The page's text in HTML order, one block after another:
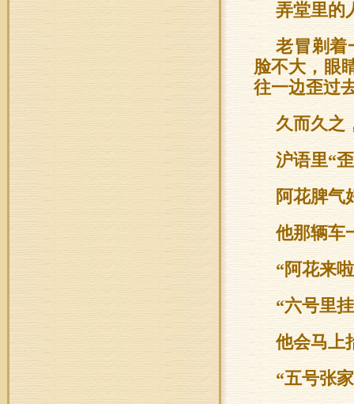
弄堂里的
老冒剃着
脸不大，眼
往一边歪过
久而久之
沪语里“
阿花脾气
他那辆车
“阿花来
“六号里
他会马上
“五号张